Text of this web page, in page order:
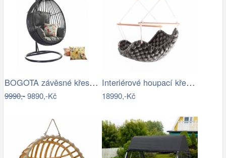
BOGOTA závěsné křeslo ROJAPLAST
9990,-9890,-Kč
Interiérové houpací křeslo Swingy In…
18990,-Kč